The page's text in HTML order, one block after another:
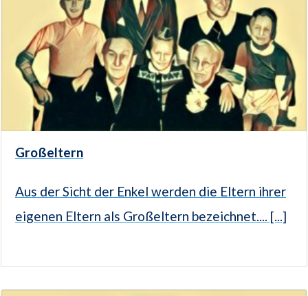
Großeltern
Aus der Sicht der Enkel werden die Eltern ihrer
eigenen Eltern als Großeltern bezeichnet.... [...]